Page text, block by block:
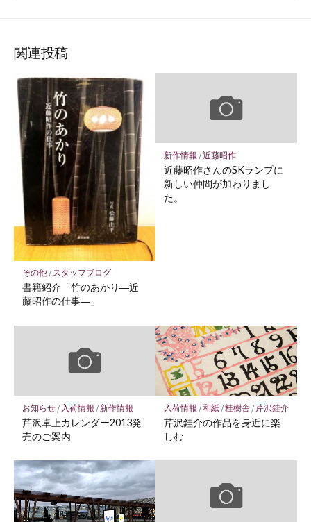
関連投稿
その他/ スタッフブログ
書籍紹介「竹のあかり―近
藤昭作の仕事―」
新作情報 /近藤昭作
近藤昭作さんのSKランプに
新しい仲間が加わりまし
た。
お知らせ/ 入荷情報 /新作情報
芹沢卓上カレンダー2013発
売のご案内
入荷情報 /和紙/桂樹舎/芹沢銈介
芹沢銈介の作品を身近に楽
しむ